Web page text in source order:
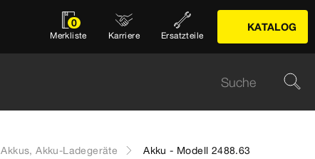
0
Merkliste Karriere Ersatzteile
KATALOG
Akkus, Akku-Ladegeräte Akku - Modell 2488.63